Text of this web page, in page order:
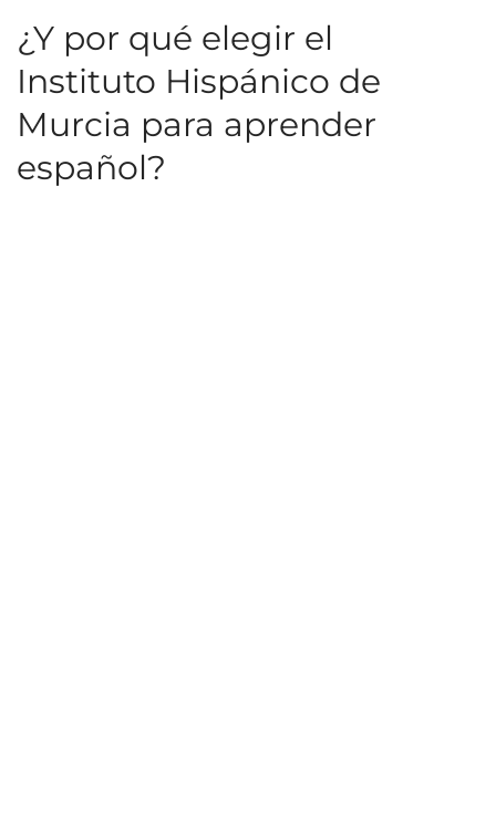
¿Y por qué elegir el
Instituto Hispánico de
Murcia para aprender
español?